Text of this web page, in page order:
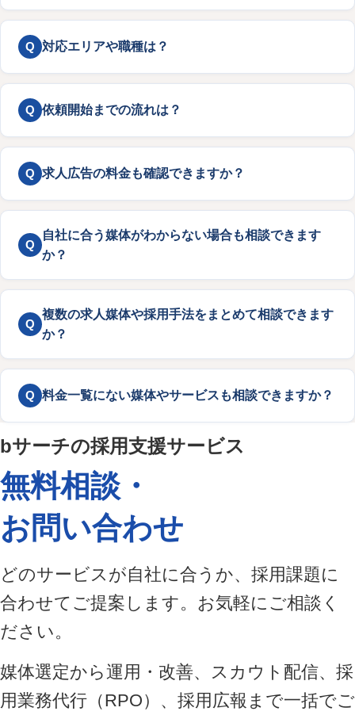
Q 対応エリアや職種は？
Q 依頼開始までの流れは？
Q 求人広告の料金も確認できますか？
Q
自社に合う媒体がわからない場合も相談できます
か？
Q
複数の求人媒体や採用手法をまとめて相談できます
か？
Q 料金一覧にない媒体やサービスも相談できますか？
bサーチの採用支援サービス
無料相談・
お問い合わせ
どのサービスが自社に合うか、採用課題に
合わせてご提案します。お気軽にご相談く
ださい。
媒体選定から運用・改善、スカウト配信、採
用業務代行（RPO）、採用広報まで一括でご